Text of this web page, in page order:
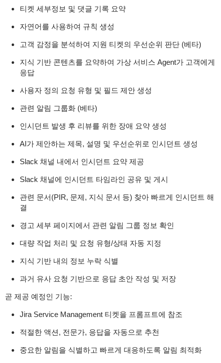
티켓 세부정보 및 댓글 기록 요약
자연어를 사용하여 규칙 생성
고객 감정을 분석하여 지원 티켓의 우선순위 판단 (베타)
지식 기반 콘텐츠를 요약하여 가상 서비스 Agent가 고객에게
응답
사용자 정의 요청 유형 및 필드 제안 생성
관련 알림 그룹화 (베타)
인시던트 발생 후 리뷰를 위한 장애 요약 생성
AI가 제안하는 제목, 설명 및 우선순위로 인시던트 생성
Slack 채널 내에서 인시던트 요약 제공
Slack 채널에 인시던트 타임라인 공유 및 게시
관련 문서(PIR, 문제, 지식 문서 등) 찾아 빠르게 인시던트 해
결
경고 세부 페이지에서 관련 알림 그룹 정보 확인
대량 작업 처리 및 요청 유형/상태 자동 지정
지식 기반 내의 정보 누락 식별
과거 유사 요청 기반으로 응답 초안 작성 및 저장
곧 제공 예정인 기능:
Jira Service Management 티켓을 프롬프트에 참조
적절한 액션, 전문가, 응답을 자동으로 추천
중요한 알림을 식별하고 빠르게 대응하도록 알림 최적화